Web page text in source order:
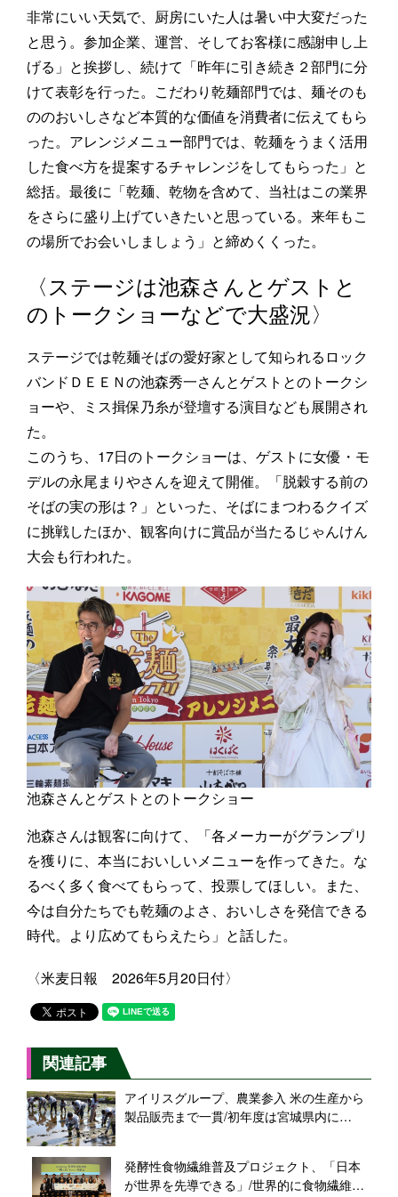
非常にいい天気で、厨房にいた人は暑い中大変だった
と思う。参加企業、運営、そしてお客様に感謝申し上
げる」と挨拶し、続けて「昨年に引き続き２部門に分
けて表彰を行った。こだわり乾麺部門では、麺そのも
ののおいしさなど本質的な価値を消費者に伝えてもら
った。アレンジメニュー部門では、乾麺をうまく活用
した食べ方を提案するチャレンジをしてもらった」と
総括。最後に「乾麺、乾物を含めて、当社はこの業界
をさらに盛り上げていきたいと思っている。来年もこ
の場所でお会いしましょう」と締めくくった。
〈ステージは池森さんとゲストと
のトークショーなどで大盛況〉
ステージでは乾麺そばの愛好家として知られるロック
バンドＤＥＥＮの池森秀一さんとゲストとのトークシ
ョーや、ミス揖保乃糸が登壇する演目なども展開され
た。
このうち、17日のトークショーは、ゲストに女優・モ
デルの永尾まりやさんを迎えて開催。「脱穀する前の
そばの実の形は？」といった、そばにまつわるクイズ
に挑戦したほか、観客向けに賞品が当たるじゃんけん
大会も行われた。
池森さんとゲストとのトークショー
池森さんは観客に向けて、「各メーカーがグランプリ
を獲りに、本当においしいメニューを作ってきた。な
るべく多く食べてもらって、投票してほしい。また、
今は自分たちでも乾麺のよさ、おいしさを発信できる
時代。より広めてもらえたら」と話した。
〈米麦日報 2026年5月20日付〉
関連記事
アイリスグループ、農業参入 米の生産から
製品販売まで一貫/初年度は宮城県内に
発酵性食物繊維普及プロジェクト、「日本
が世界を先導できる」/世界的に食物繊維へ